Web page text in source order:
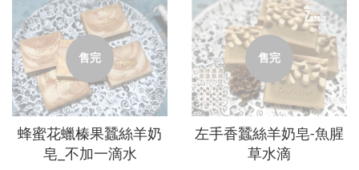
售完
蜂蜜花蠟榛果蠶絲羊奶
皂_不加一滴水
售完
左手香蠶絲羊奶皂-魚腥
草水滴